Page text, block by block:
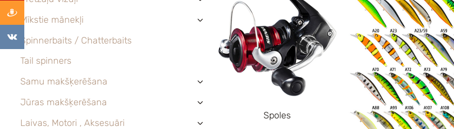
Mīkstie mānekļi ›
Spinnerbaits / Chatterbaits
Tail spinners
Samu makšķerēšana
›
Jūras makšķerēšana ›
Laivas, Motori , Aksesuāri ›
Spoles